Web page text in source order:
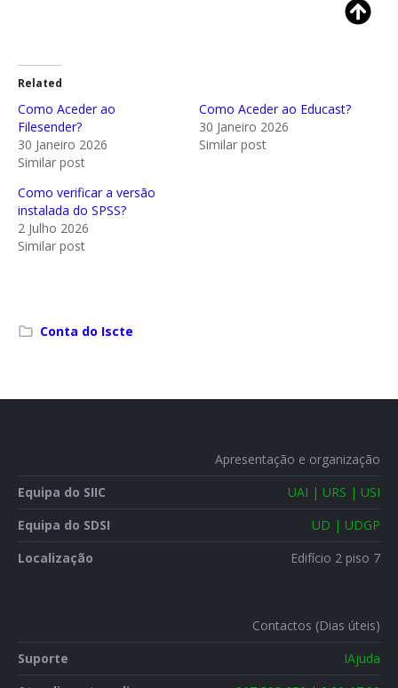
Related
Como Aceder ao
Filesender?
30 Janeiro 2026
Similar post
Como Aceder ao Educast?
30 Janeiro 2026
Similar post
Como verificar a versão
instalada do SPSS?
2 Julho 2026
Similar post
Conta do Iscte
Apresentação e organização
Equipa do SIIC
UAI | URS | USI
Equipa do SDSI
UD | UDGP
Localização
Edifício 2 piso 7
Contactos (Dias úteis)
Suporte
IAjuda